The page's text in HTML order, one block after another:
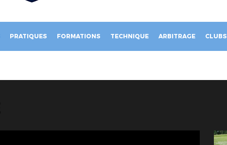
PRATIQUES FORMATIONS TECHNIQUE ARBITRAGE CLUBS